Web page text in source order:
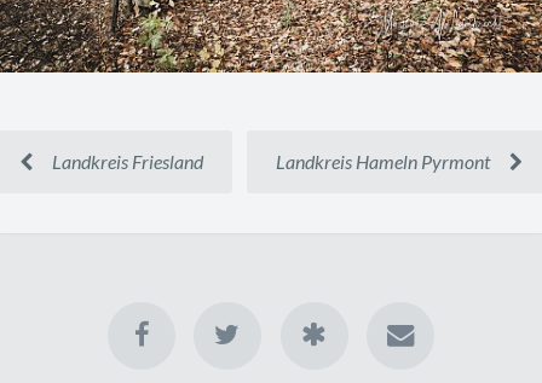
Landkreis Friesland Landkreis Hameln Pyrmont